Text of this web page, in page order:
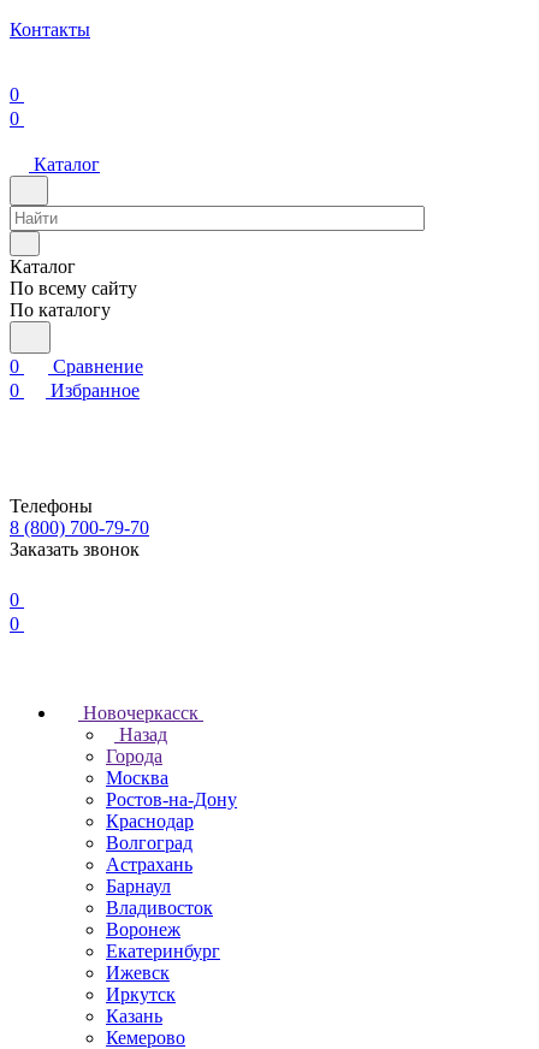
Контакты
0
0
Каталог
Каталог
По всему сайту
По каталогу
0
Сравнение
0
Избранное
Телефоны
8 (800) 700-79-70
Заказать звонок
0
0
Новочеркаcск
Назад
Города
Москва
Ростов-на-Дону
Краснодар
Волгоград
Астрахань
Барнаул
Владивосток
Воронеж
Екатеринбург
Ижевск
Иркутск
Казань
Кемерово